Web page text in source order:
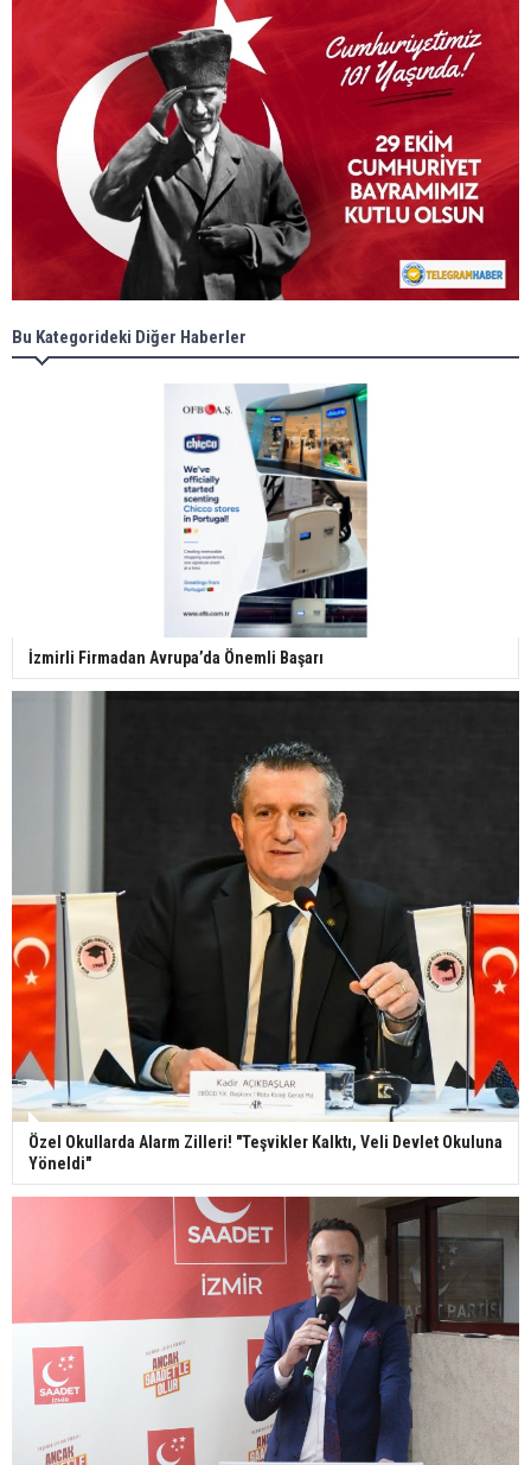
Bu Kategorideki Diğer Haberler
İzmirli Firmadan Avrupa’da Önemli Başarı
Özel Okullarda Alarm Zilleri! "Teşvikler Kalktı, Veli Devlet Okuluna
Yöneldi"